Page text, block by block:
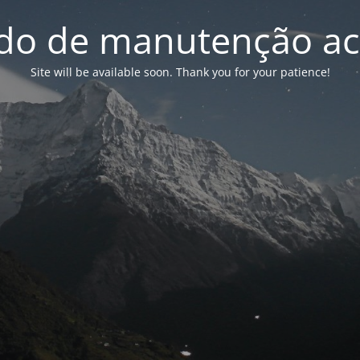
de manutenção
Site will be available soon. Thank you for your patience!